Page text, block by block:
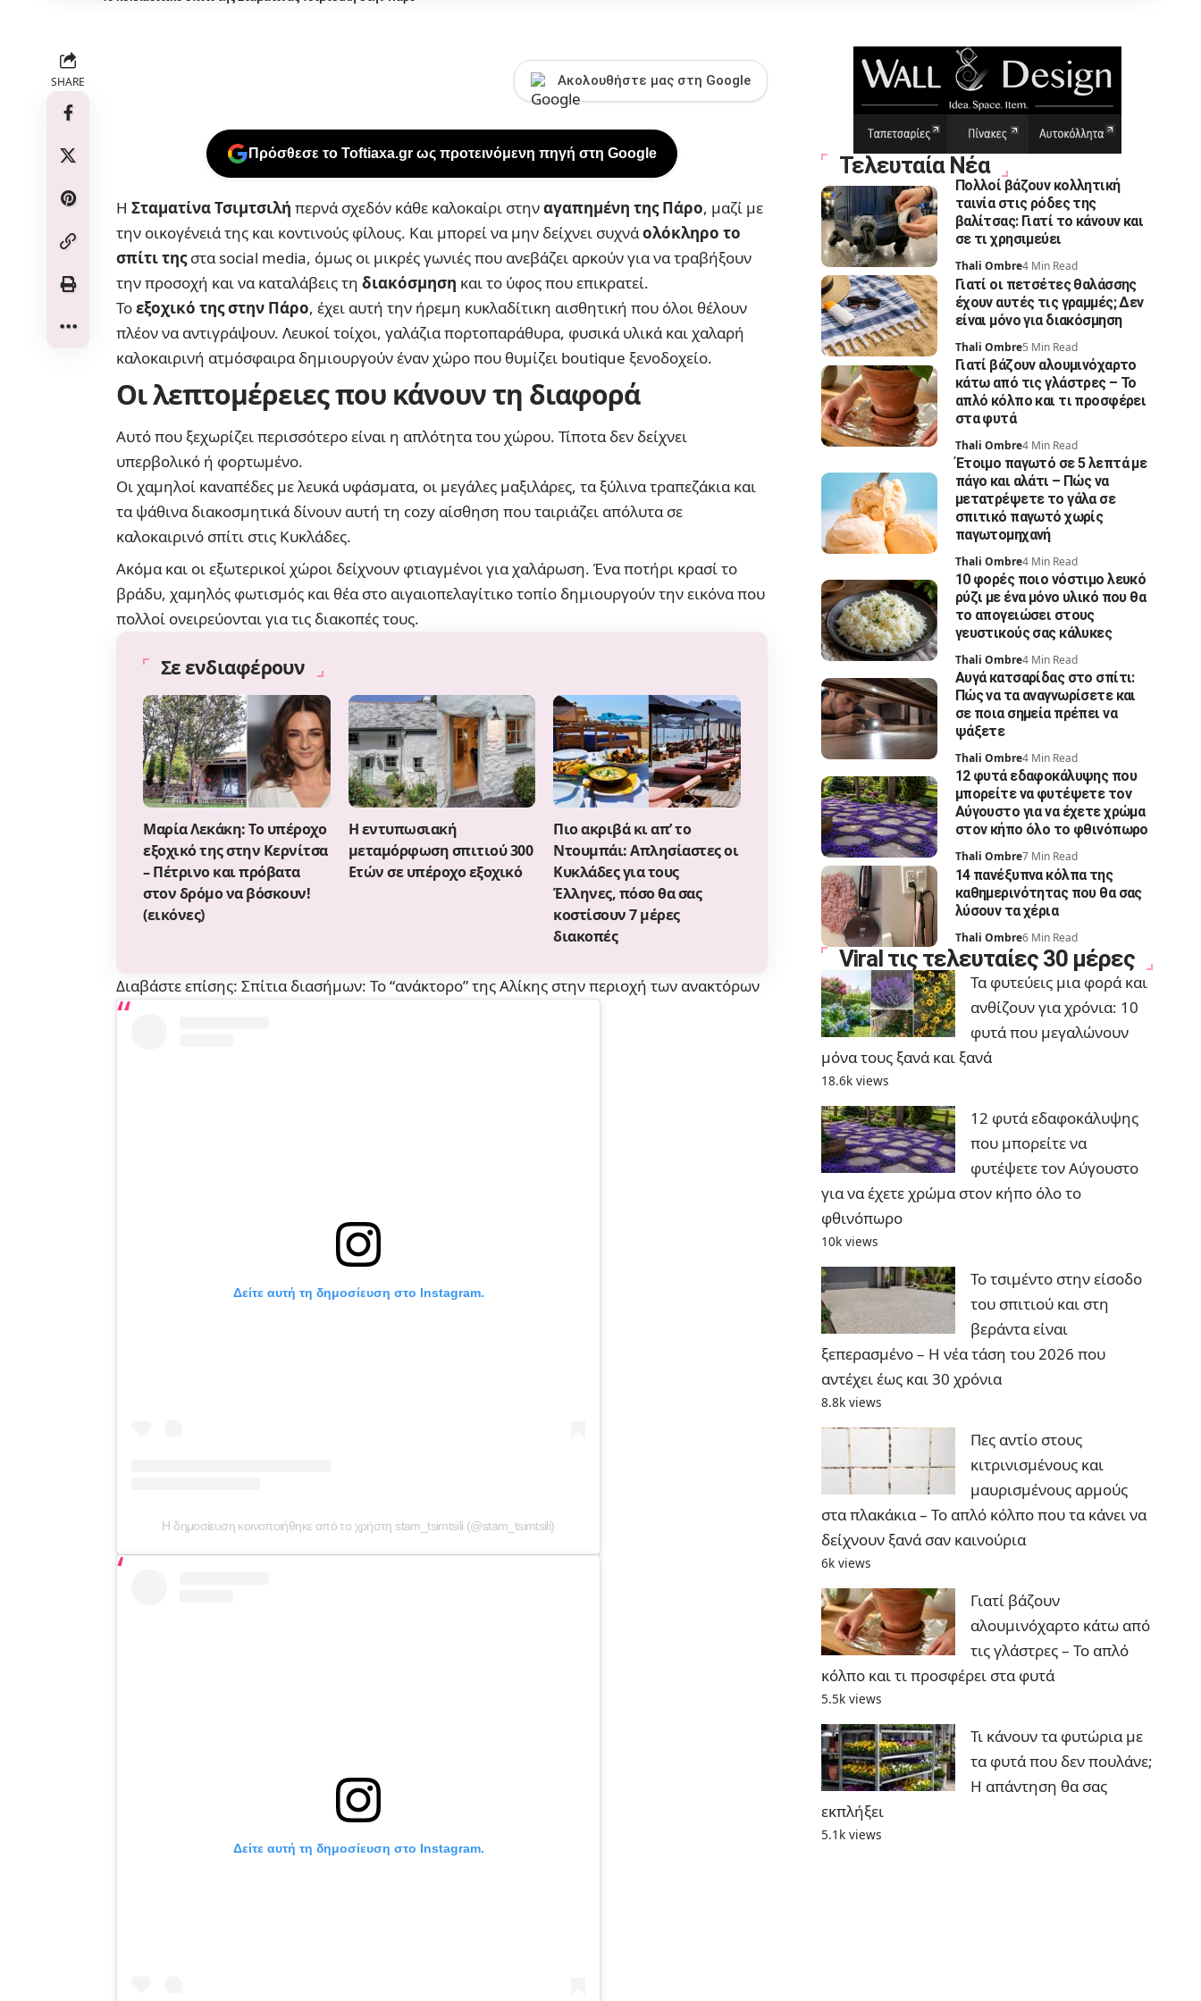
SHARE Ακολουθήστε μας στη Google
Πρόσθεσε το Toftiaxa.gr ως προτεινόμενη πηγή στη Google
Η Σταματίνα Τσιμτσιλή περνά σχεδόν κάθε καλοκαίρι στηναγαπημένη της Πάρο, μαζί με
την οικογένειά της και κοντινούς φίλους. Και μπορεί να μην δείχνει συχνάολόκληρο το
σπίτι τηςστα social media, όμως οι μικρές γωνιές που ανεβάζει αρκούν για να τραβήξουν
την προσοχή και να καταλάβεις τη διακόσμηση και το ύφος που επικρατεί.
Τοεξοχικό της στην Πάρο, έχει αυτή την ήρεμη κυκλαδίτικη αισθητική που όλοι θέλουν
πλέον να αντιγράψουν. Λευκοί τοίχοι, γαλάζια πορτοπαράθυρα, φυσικά υλικά και χαλαρή
καλοκαιρινή ατμόσφαιρα δημιουργούν έναν χώρο που θυμίζει boutique ξενοδοχείο.
Οι λεπτομέρειες που κάνουν τη διαφορά
Αυτό που ξεχωρίζει περισσότερο είναι η απλότητα του χώρου. Τίποτα δεν δείχνει
υπερβολικό ή φορτωμένο.
Οι χαμηλοί καναπέδες με λευκά υφάσματα, οι μεγάλες μαξιλάρες, τα ξύλινα τραπεζάκια και
ταψάθινα διακοσμητικάδίνουν αυτή τη cozy αίσθηση που ταιριάζει απόλυτα σε
καλοκαιρινό σπίτι στις Κυκλάδες.
Ακόμα και οι εξωτερικοί χώροι δείχνουν φτιαγμένοι για χαλάρωση. Ένα ποτήρι κρασί το
βράδυ, χαμηλός φωτισμός και θέα στο αιγαιοπελαγίτικο τοπίο δημιουργούν την εικόνα που
πολλοί ονειρεύονται για τις διακοπές τους.
Σε ενδιαφέρουν
Μαρία Λεκάκη: Το υπέροχο
εξοχικό της στην Κερνίτσα
– Πέτρινο και πρόβατα
στον δρόμο να βόσκουν!
(εικόνες)
Η εντυπωσιακή
μεταμόρφωση σπιτιού 300
Ετών σε υπέροχο εξοχικό
Πιο ακριβά κι απ’ το
Ντουμπάι: Απλησίαστες οι
Κυκλάδες για τους
Έλληνες, πόσo θα σας
κοστίσουν 7 μέρες
διακοπές
Διαβάστε επίσης: Σπίτια διασήμων: To “ανάκτορο” της Αλίκης στην περιοχή των ανακτόρων
Δείτε αυτή τη δημοσίευση στο Instagram.
Η δημοσίευση κοινοποιήθηκε από το χρήστη stam_tsimtsili (@stam_tsimtsili)
Δείτε αυτή τη δημοσίευση στο Instagram.
Τελευταία Νέα
Πολλοί βάζουν κολλητική
ταινία στις ρόδες της
βαλίτσας: Γιατί το κάνουν και
σε τι χρησιμεύει
Thali Ombre4 Min Read
Γιατί οι πετσέτες θαλάσσης
έχουν αυτές τις γραμμές; Δεν
είναι μόνο για διακόσμηση
Thali Ombre5 Min Read
Γιατί βάζουν αλουμινόχαρτο
κάτω από τις γλάστρες – Το
απλό κόλπο και τι προσφέρει
στα φυτά
Thali Ombre4 Min Read
Έτοιμο παγωτό σε 5 λεπτά με
πάγο και αλάτι – Πώς να
μετατρέψετε το γάλα σε
σπιτικό παγωτό χωρίς
παγωτομηχανή
Thali Ombre4 Min Read
10 φορές ποιο νόστιμο λευκό
ρύζι με ένα μόνο υλικό που θα
το απογειώσει στους
γευστικούς σας κάλυκες
Thali Ombre4 Min Read
Αυγά κατσαρίδας στο σπίτι:
Πώς να τα αναγνωρίσετε και
σε ποια σημεία πρέπει να
ψάξετε
Thali Ombre4 Min Read
12 φυτά εδαφοκάλυψης που
μπορείτε να φυτέψετε τον
Αύγουστο για να έχετε χρώμα
στον κήπο όλο το φθινόπωρο
Thali Ombre7 Min Read
14 πανέξυπνα κόλπα της
καθημερινότητας που θα σας
λύσουν τα χέρια
Thali Ombre6 Min Read
Viral τις τελευταίες 30 μέρες
Τα φυτεύεις μια φορά και
ανθίζουν για χρόνια: 10
φυτά που μεγαλώνουν
μόνα τους ξανά και ξανά
18.6k views
12 φυτά εδαφοκάλυψης
που μπορείτε να
φυτέψετε τον Αύγουστο
για να έχετε χρώμα στον κήπο όλο το
φθινόπωρο
10k views
Το τσιμέντο στην είσοδο
του σπιτιού και στη
βεράντα είναι
ξεπερασμένο – Η νέα τάση του 2026 που
αντέχει έως και 30 χρόνια
8.8k views
Πες αντίο στους
κιτρινισμένους και
μαυρισμένους αρμούς
στα πλακάκια – Το απλό κόλπο που τα κάνει να
δείχνουν ξανά σαν καινούρια
6k views
Γιατί βάζουν
αλουμινόχαρτο κάτω από
τις γλάστρες – Το απλό
κόλπο και τι προσφέρει στα φυτά
5.5k views
Τι κάνουν τα φυτώρια με
τα φυτά που δεν πουλάνε;
Η απάντηση θα σας
εκπλήξει
5.1k views